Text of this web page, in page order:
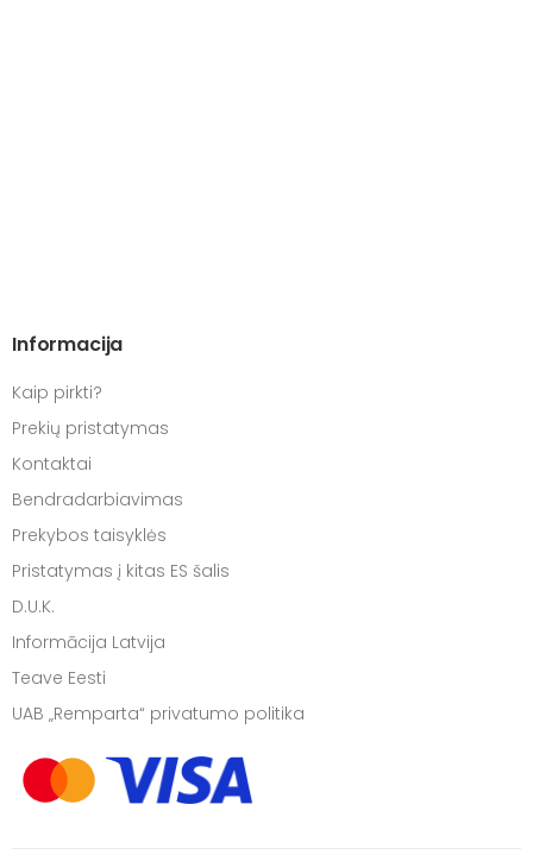
Informacija
Kaip pirkti?
Prekių pristatymas
Kontaktai
Bendradarbiavimas
Prekybos taisyklės
Pristatymas į kitas ES šalis
D.U.K.
Informācija Latvija
Teave Eesti
UAB „Remparta“ privatumo politika